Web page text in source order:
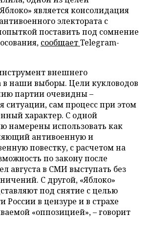
является консолидация
электората с
поставить под сомнение
сообщаетTelegram-
внешнего
в наши выборы. Цели кукловодов
партии очевидны –
ситуации, сам процесс при этом
характер. С одной
намерены использовать как
антивоенную и
повестку, с расчетом на
по закону после
августа в СМИ выступать без
С другой, «Яблоко»
под снятие с целью
России в цензуре и в страхе
«оппозицией», – говорит